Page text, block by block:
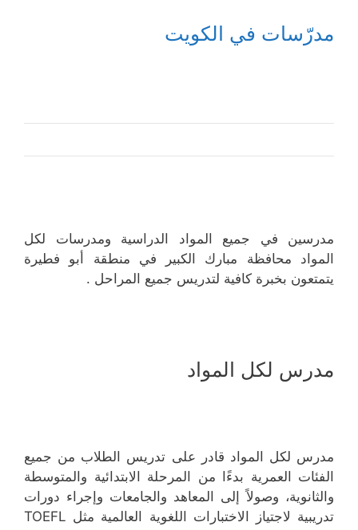
مدرّسات في الكويت
مدرسين في جميع المواد الدراسية ومدرسات لكل
المواد محافظة مبارك الكبير في منطقة أبو فطيرة
يتمتعون بخبرة كافية لتدريس جميع المراحل .
مدرس لكل المواد
مدرس لكل المواد قادر على تدريس الطلاب من جميع
الفئات العمرية بدءًا من المرحلة الابتدائية والمتوسطة
والثانوية، وصولاً إلى المعاهد والجامعات وإجراء دورات
تدريبية لاجتياز الاختبارات اللغوية العالمية مثل TOEFL